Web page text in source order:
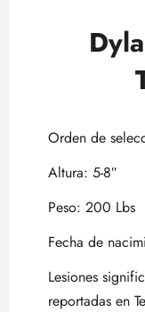
Orden de
Altura: 5-8″
Peso: 200 Lbs
Fecha de
Lesiones
reportadas en